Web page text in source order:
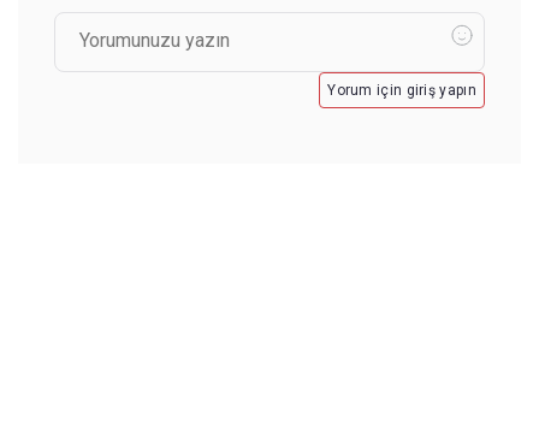
Yorum için giriş yapın